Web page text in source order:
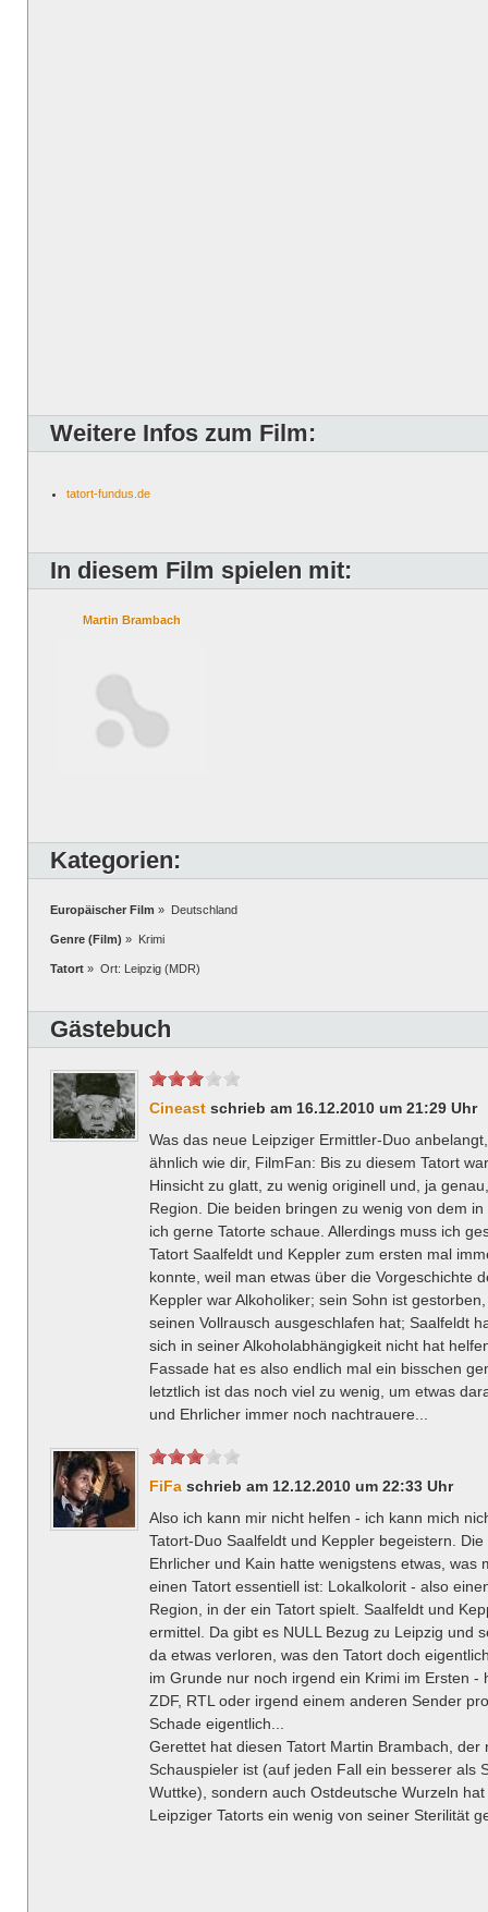
Weitere Infos zum Film:
tatort-fundus.de
In diesem Film spielen mit:
Martin Brambach
Kategorien:
Europäischer Film » Deutschland
Genre (Film) » Krimi
Tatort » Ort: Leipzig (MDR)
Gästebuch
Cineast schrieb am 16.12.2010 um 21:29 Uhr
Was das neue Leipziger Ermittler-Duo
ähnlich wie dir, FilmFan: Bis zu diesem Tatort
Hinsicht zu glatt, zu wenig originell und, ja
Region. Die beiden bringen zu wenig von dem
ich gerne Tatorte schaue. Allerdings muss ich
Tatort Saalfeldt und Keppler zum ersten mal
konnte, weil man etwas über die Vorgeschichte
Keppler war Alkoholiker; sein Sohn ist
seinen Vollrausch ausgeschlafen hat; Saalfeldt
sich in seiner Alkoholabhängigkeit nicht hat
Fassade hat es also endlich mal ein bisschen
letztlich ist das noch viel zu wenig, um etwas
und Ehrlicher immer noch nachtrauere...
FiFa schrieb am 12.12.2010 um 22:33 Uhr
Also ich kann mir nicht helfen - ich kann mich
Tatort-Duo Saalfeldt und Keppler begeistern.
Ehrlicher und Kain hatte wenigstens etwas, was
einen Tatort essentiell ist: Lokalkolorit - also
Region, in der ein Tatort spielt. Saalfeldt und
ermittel. Da gibt es NULL Bezug zu Leipzig und
da etwas verloren, was den Tatort doch
im Grunde nur noch irgend ein Krimi im Ersten -
ZDF, RTL oder irgend einem anderen Sender
Schade eigentlich...
Gerettet hat diesen Tatort Martin Brambach, der
Schauspieler ist (auf jeden Fall ein besserer als
Wuttke), sondern auch Ostdeutsche Wurzeln
Leipziger Tatorts ein wenig von seiner Sterilität